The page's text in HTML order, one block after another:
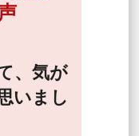
、気が
いまし